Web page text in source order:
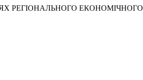
РЕГІОНАЛЬНОГО ЕКОНОМІЧНОГО